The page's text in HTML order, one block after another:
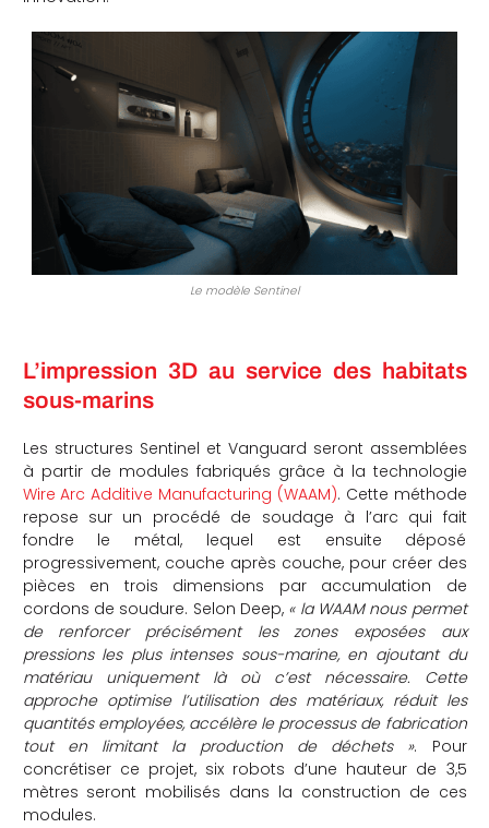
Le modèle Sentinel
L’impression 3D au service des habitats
sous-marins
Les structures Sentinel et Vanguard seront assemblées
à partir de modules fabriqués grâce à la technologie
Wire Arc Additive Manufacturing (WAAM). Cette méthode
repose sur un procédé de soudage à l’arc qui fait
fondre le métal, lequel est ensuite déposé
progressivement, couche après couche, pour créer des
pièces en trois dimensions par accumulation de
cordons de soudure. Selon Deep, « la WAAM nous permet
de renforcer précisément les zones exposées aux
pressions les plus intenses sous-marine, en ajoutant du
matériau uniquement là où c’est nécessaire. Cette
approche optimise l’utilisation des matériaux, réduit les
quantités employées, accélère le processus de fabrication
tout en limitant la production de déchets ». Pour
concrétiser ce projet, six robots d’une hauteur de 3,5
mètres seront mobilisés dans la construction de ces
modules.